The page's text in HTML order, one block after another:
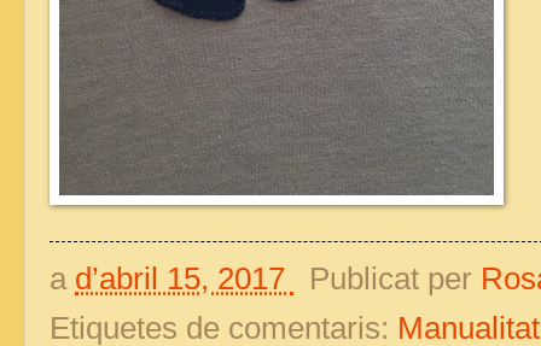
a d’abril 15, 2017 Publicat per
Etiquetes de comentaris: